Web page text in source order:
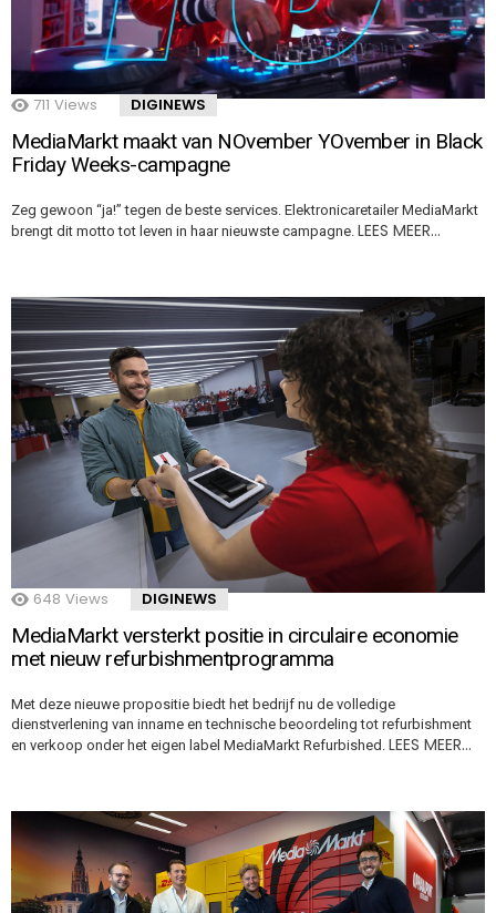
711 Views DIGINEWS
MediaMarkt maakt van NOvember YOvember in Black
Friday Weeks-campagne
Zeg gewoon “ja!” tegen de beste services. Elektronicaretailer MediaMarkt
brengt dit motto tot leven in haar nieuwste campagne. LEES MEER…
648 Views DIGINEWS
MediaMarkt versterkt positie in circulaire economie
met nieuw refurbishmentprogramma
Met deze nieuwe propositie biedt het bedrijf nu de volledige
dienstverlening van inname en technische beoordeling tot refurbishment
en verkoop onder het eigen label MediaMarkt Refurbished. LEES MEER…